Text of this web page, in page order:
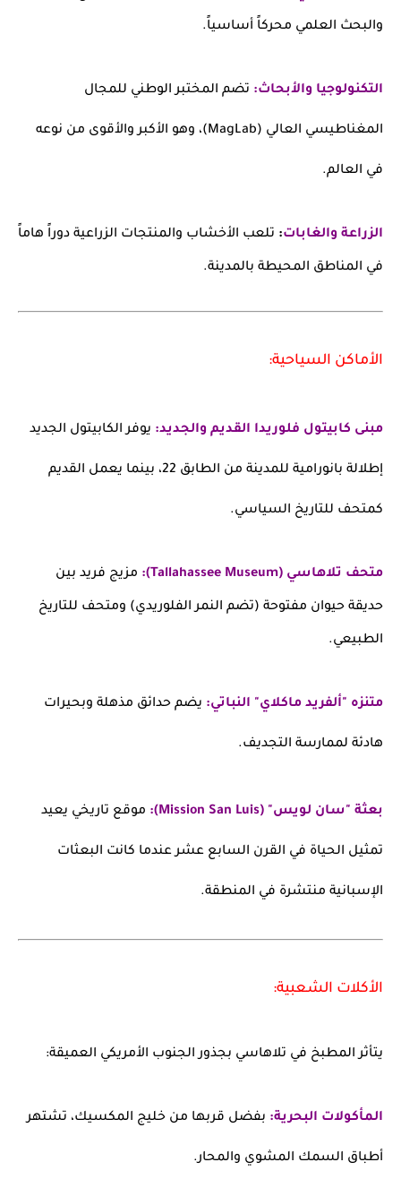
والبحث العلمي محركاً أساسياً.
التكنولوجيا والأبحاث: تضم المختبر الوطني للمجال
المغناطيسي العالي (MagLab)، وهو الأكبر والأقوى من نوعه
في العالم.
الزراعة والغابات: تلعب الأخشاب والمنتجات الزراعية دوراً هاماً
في المناطق المحيطة بالمدينة.
الأماكن السياحية:
مبنى كابيتول فلوريدا القديم والجديد: يوفر الكابيتول الجديد
إطلالة بانورامية للمدينة من الطابق 22، بينما يعمل القديم
كمتحف للتاريخ السياسي.
متحف تلاهاسي (Tallahassee Museum): مزيج فريد بين
حديقة حيوان مفتوحة (تضم النمر الفلوريدي) ومتحف للتاريخ
الطبيعي.
متنزه "ألفريد ماكلاي" النباتي: يضم حدائق مذهلة وبحيرات
هادئة لممارسة التجديف.
بعثة "سان لويس" (Mission San Luis): موقع تاريخي يعيد
تمثيل الحياة في القرن السابع عشر عندما كانت البعثات
الإسبانية منتشرة في المنطقة.
الأكلات الشعبية:
يتأثر المطبخ في تلاهاسي بجذور الجنوب الأمريكي العميقة:
المأكولات البحرية: بفضل قربها من خليج المكسيك، تشتهر
أطباق السمك المشوي والمحار.